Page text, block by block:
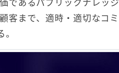
客まで、適時・適切なコ